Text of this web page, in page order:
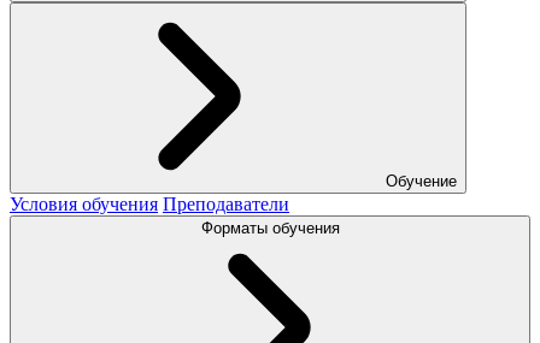
Обучение
Условия обучения Преподаватели
Форматы обучения